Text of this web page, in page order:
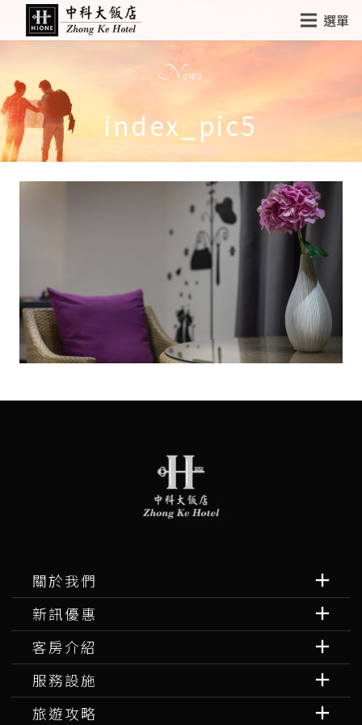
選單
News
index_pic5
關於我們
新訊優惠
客房介紹
服務設施
旅遊攻略